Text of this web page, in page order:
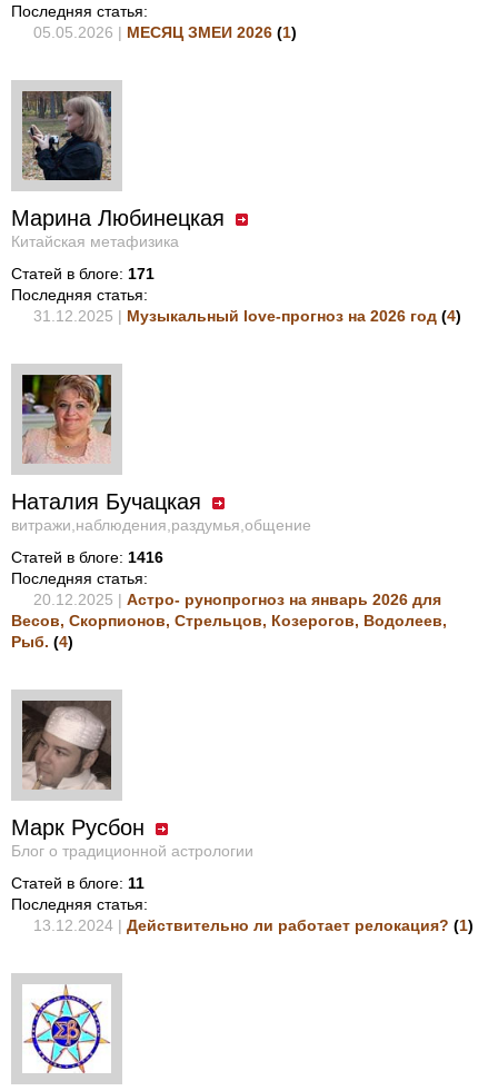
Последняя статья:
05.05.2026 | МЕСЯЦ ЗМЕИ 2026 (1)
Марина Любинецкая
Китайская метафизика
Статей в блоге: 171
Последняя статья:
31.12.2025 | Музыкальный love-прогноз на 2026 год (4)
Наталия Бучацкая
витражи,наблюдения,раздумья,общение
Статей в блоге: 1416
Последняя статья:
20.12.2025 | Астро- рунопрогноз на январь 2026 для
Весов, Скорпионов, Стрельцов, Козерогов, Водолеев,
Рыб. (4)
Марк Русбон
Блог о традиционной астрологии
Статей в блоге: 11
Последняя статья:
13.12.2024 | Действительно ли работает релокация? (1)